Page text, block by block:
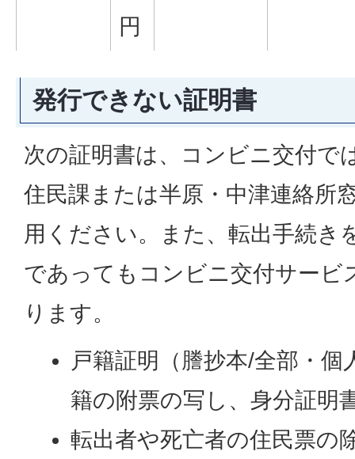
円
発行できない証明書
次の証明書は、コンビニ交付で
住民課または半原・中津連絡所
用ください。また、転出手続き
であってもコンビニ交付サービ
ります。
戸籍証明（謄抄本/全部・個
籍の附票の写し、身分証明
転出者や死亡者の住民票の